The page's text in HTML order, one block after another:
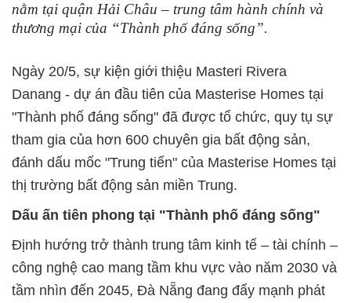
nằm tại quận Hải Châu – trung tâm hành chính và
thương mại của “Thành phố đáng sống”.
Ngày 20/5, sự kiện giới thiệu Masteri Rivera
Danang - dự án đầu tiên của Masterise Homes tại
"Thành phố đáng sống" đã được tổ chức, quy tụ sự
tham gia của hơn 600 chuyên gia bất động sản,
đánh dấu mốc "Trung tiến" của Masterise Homes tại
thị trường bất động sản miền Trung.
Dấu ấn tiên phong tại "Thành phố đáng sống"
Định hướng trở thành trung tâm kinh tế – tài chính –
công nghệ cao mang tầm khu vực vào năm 2030 và
tầm nhìn đến 2045, Đà Nẵng đang đẩy mạnh phát